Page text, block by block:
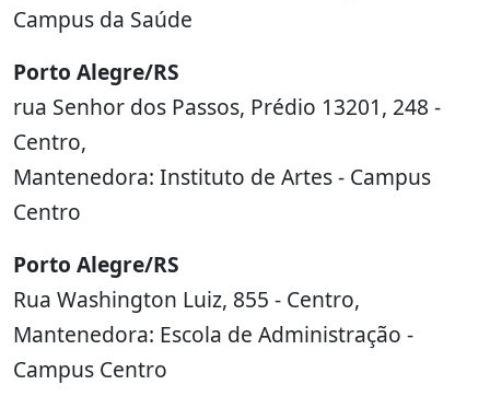
Campus da Saúde
Porto Alegre/RS
rua Senhor dos Passos, Prédio 13201, 248 -
Centro,
Mantenedora: Instituto de Artes - Campus
Centro
Porto Alegre/RS
Rua Washington Luiz, 855 - Centro,
Mantenedora: Escola de Administração -
Campus Centro